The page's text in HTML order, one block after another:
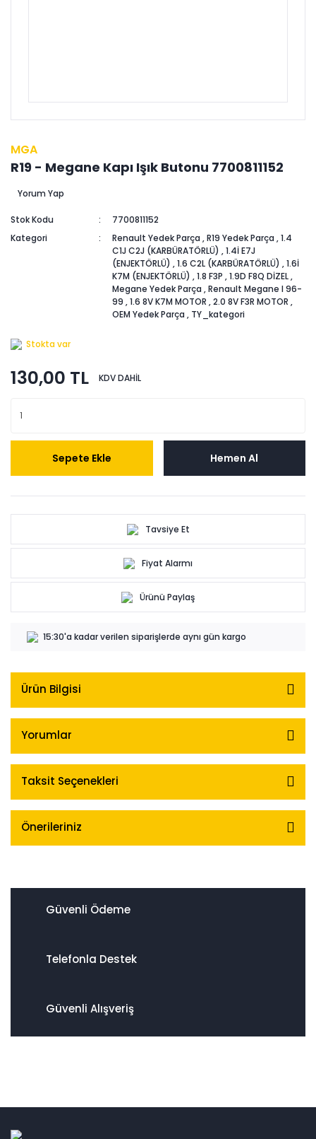
MGA
R19 - Megane Kapı Işık Butonu 7700811152
Yorum Yap
Stok Kodu
7700811152
Kategori
Renault Yedek Parça ,R19 Yedek Parça ,1.4
C1J C2J (KARBÜRATÖRLÜ) ,1.4İ E7J
(ENJEKTÖRLÜ) ,1.6 C2L (KARBÜRATÖRLÜ) ,1.6İ
K7M (ENJEKTÖRLÜ) ,1.8 F3P ,1.9D F8Q DİZEL,
Megane Yedek Parça ,Renault Megane I 96-
99 ,1.6 8V K7M MOTOR ,2.0 8V F3R MOTOR ,
OEM Yedek Parça , TY_kategori
Stokta var
130,00 TL KDV DAHİL
Sepete Ekle Hemen Al
Tavsiye Et
Fiyat Alarmı
Ürünü Paylaş
15:30'a kadar verilen siparişlerde aynı gün kargo
Ürün Bilgisi
Yorumlar
Taksit Seçenekleri
Önerileriniz
Güvenli Ödeme
Telefonla Destek
Güvenli Alışveriş